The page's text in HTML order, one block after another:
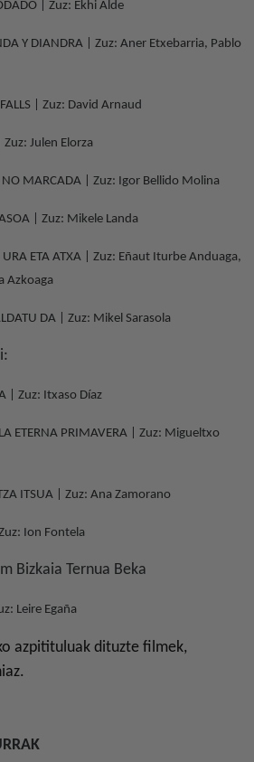
| Zuz: Ekhi Alde
Y DIANDRA | Zuz: Aner Etxebarria, Pablo
| Zuz: David Arnaud
Zuz: Julen Elorza
NO MARCADA | Zuz: Igor Bellido Molina
| Zuz: Mikele Landa
URA ETA ATXA | Zuz: Eñaut Iturbe Anduaga,
Azkoaga
DA | Zuz: Mikel Sarasola
| Zuz: Itxaso Díaz
ETERNA PRIMAVERA | Zuz: Migueltxo
ITSUA | Zuz: Ana Zamorano
Ion Fontela
Bizkaia Ternua Beka
Leire Egaña
azpitituluak dituzte filmek,